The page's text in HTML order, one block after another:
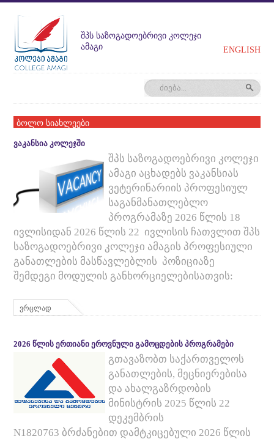
ᲨᲞᲡ ᲡᲐᲖᲝᲒᲐᲓᲝᲔᲑᲠᲘᲕᲘ ᲙᲝᲚᲔᲯᲘ
ᲐᲛᲐᲒᲘ
ENGLISH
ბოლო სიახლეები
ᲕᲐᲙᲐᲜᲡᲘᲐ ᲙᲝᲚᲔᲯᲨᲘ
შპს საზოგადოებრივი კოლეჯი
ამაგი აცხადებს ვაკანსიას
ვეტერინარიის პროფესიულ
საგანმანათლებლო
პროგრამაზე 2026 წლის 18
ივლისიდან 2026 წლის 22 ივლისის ჩათვლით შპს
საზოგადოებრივი კოლეჯი ამაგის პროფესიული
განათლების მასწავლებლის პოზიციაზე
შემდეგი მოდულის განხორციელებისათვის:
ვრცლად
2026 ᲬᲚᲘᲡ ᲔᲠᲗᲘᲐᲜᲘ ᲔᲠᲝᲕᲜᲣᲚᲘ ᲒᲐᲛᲝᲪᲓᲔᲑᲘᲡ ᲞᲠᲝᲒᲠᲐᲛᲔᲑᲘ
გთავაზობთ საქართველოს
განათლების, მეცნიერებისა
და ახალგაზრდობის
მინისტრის 2025 წლის 22
დეკემბრის
N1820763 ბრძანებით დამტკიცებული 2026 წლის